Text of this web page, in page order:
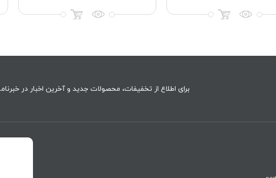
برای اطلاع از تخفیفات، محصولات جدید و آخرین اخبار در